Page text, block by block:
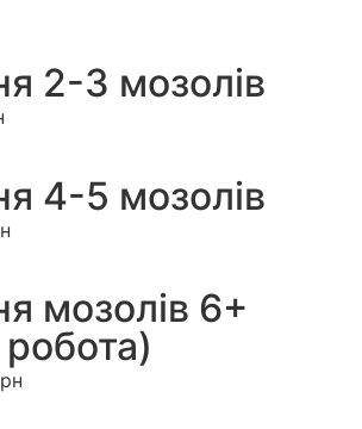
2-3 мозолів
4-5 мозолів
мозолів 6+